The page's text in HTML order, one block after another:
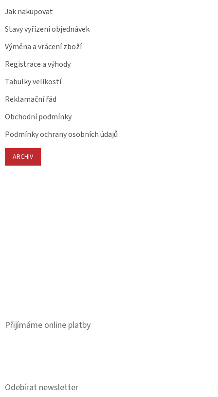
Jak nakupovat
Stavy vyřízení objednávek
Výměna a vrácení zboží
Registrace a výhody
Tabulky velikostí
Reklamační řád
Obchodní podmínky
Podmínky ochrany osobních údajů
ARCHIV
Přijímáme online platby
Odebírat newsletter